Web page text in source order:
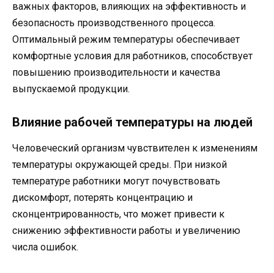
важных факторов, влияющих на эффективность и
безопасность производственного процесса.
Оптимальный режим температуры обеспечивает
комфортные условия для работников, способствует
повышению производительности и качества
выпускаемой продукции.
Влияние рабочей температуры на людей
Человеческий организм чувствителен к изменениям
температуры окружающей среды. При низкой
температуре работники могут почувствовать
дискомфорт, потерять концентрацию и
сконцентрированность, что может привести к
снижению эффективности работы и увеличению
числа ошибок.